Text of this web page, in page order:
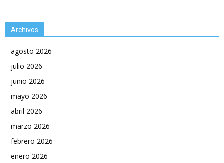
Archivos
agosto 2026
julio 2026
junio 2026
mayo 2026
abril 2026
marzo 2026
febrero 2026
enero 2026